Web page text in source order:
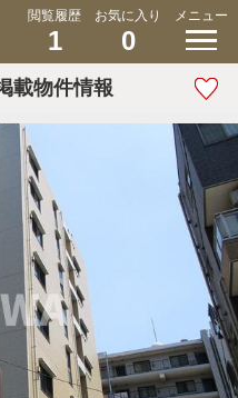
閲覧履歴
1
お気に入り
0
メニュー
載物件情報